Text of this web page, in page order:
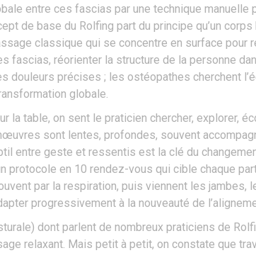
entre ces fascias par une technique
de base du Rolfing part du principe qu’un
classique qui se concentre en surface pour
fascias, réorienter la structure de la personne
douleurs précises ; les ostéopathes cherchent
globale.
la table, on sent le praticien chercher, explorer,
sont lentes, profondes, souvent
entre geste et ressentis est la clé du
protocole en 10 rendez-vous qui cible chaque
par la respiration, puis viennent les jambes,
progressivement à la nouveauté de
dont parlent de nombreux praticiens de
relaxant. Mais petit à petit, on constate que